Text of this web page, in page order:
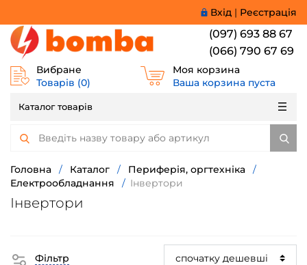
Вхід | Реєстрація
(097) 693 88 67
(066) 790 67 69
Вибране
Товарів (0)
Моя корзина
Ваша корзина пуста
Каталог товарів
Головна / Каталог / Периферія, оргтехніка
/
Електрообладнання
/ Інвертори
Інвертори
Фільтр